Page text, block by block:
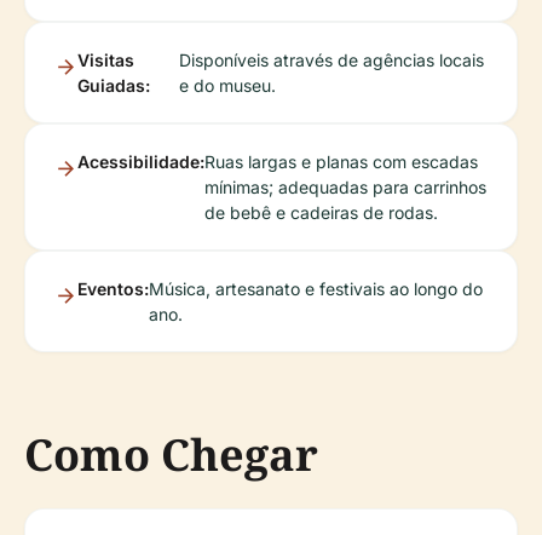
Visitas
Guiadas:
Disponíveis através de agências locais
e do museu.
Acessibilidade:Ruas largas e planas com escadas
mínimas; adequadas para carrinhos
de bebê e cadeiras de rodas.
Eventos:Música, artesanato e festivais ao longo do
ano.
Como Chegar